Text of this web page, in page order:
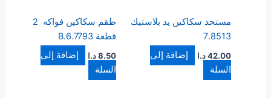
مستحد سكاكين يد بلاستيك
7.8513
42.00 د.ا
إضافة إلى
السلة
طقم سكاكين فواكه 2
قطعة 6.7793.B
8.50د.ا
إضافة إلى
السلة